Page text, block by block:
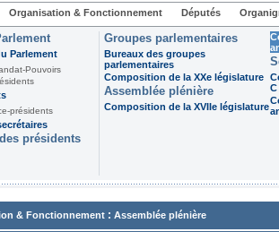
Organisation & Fonctionnement Députés
Parlement
Pouvoirs
présidents
présidents
Groupes parlementaires
Bureaux des groupes
parlementaires
Composition de la XXe législature
Assemblée plénière
Composition de la XVIIe législature
C
& Fonctionnement : Assemblée plénière